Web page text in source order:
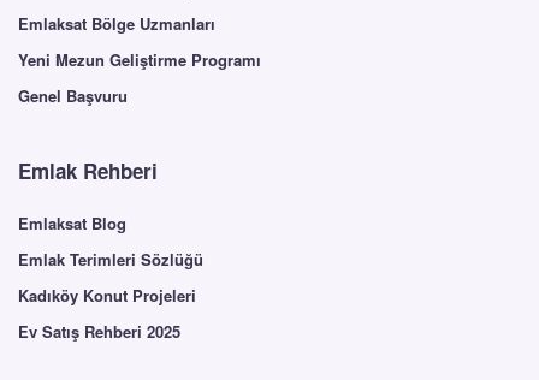
Emlaksat Bölge Uzmanları
Yeni Mezun Geliştirme Programı
Genel Başvuru
Emlak Rehberi
Emlaksat Blog
Emlak Terimleri Sözlüğü
Kadıköy Konut Projeleri
Ev Satış Rehberi 2025